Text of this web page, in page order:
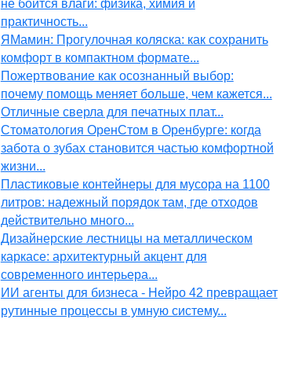
не боится влаги: физика, химия и
практичность...
ЯМамин: Прогулочная коляска: как сохранить
комфорт в компактном формате...
Пожертвование как осознанный выбор:
почему помощь меняет больше, чем кажется...
Отличные сверла для печатных плат...
Стоматология ОренСтом в Оренбурге: когда
забота о зубах становится частью комфортной
жизни...
Пластиковые контейнеры для мусора на 1100
литров: надежный порядок там, где отходов
действительно много...
Дизайнерские лестницы на металлическом
каркасе: архитектурный акцент для
современного интерьера...
ИИ агенты для бизнеса - Нейро 42 превращает
рутинные процессы в умную систему...